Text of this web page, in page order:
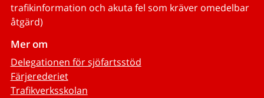
trafikinformation och akuta fel som kräver omedelbar
åtgärd)
Mer om
Delegationen för sjöfartsstöd
Färjerederiet
Trafikverksskolan